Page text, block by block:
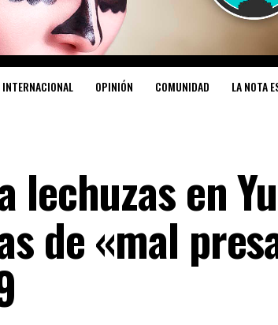
INTERNACIONAL OPINIÓN COMUNIDAD LA NOTA
lechuzas en
de «mal